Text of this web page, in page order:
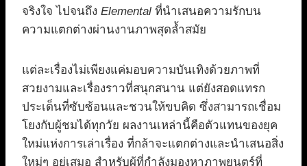
จริงใจ ไปจนถึง Elemental ที่นำเสนอความรักบน
ความแตกต่างผ่านงานภาพสุดล้ำสมัย
แต่ละเรื่องไม่เพียงแค่มอบความบันเทิงด้วยภาพที่
สวยงามและเรื่องราวที่สนุกสนาน แต่ยังสอดแทรก
ประเด็นที่ซับซ้อนและชวนให้ขบคิด ซึ่งสามารถเชื่อม
โยงกับผู้ชมได้ทุกวัย ผลงานเหล่านี้คือตัวแทนของยุค
ใหม่แห่งการเล่าเรื่อง ที่กล้าจะแตกต่างและนำเสนอสิ่ง
ใหม่ๆ อยู่เสมอ สำหรับผู้ที่กำลังมองหาภาพยนตร์ที่